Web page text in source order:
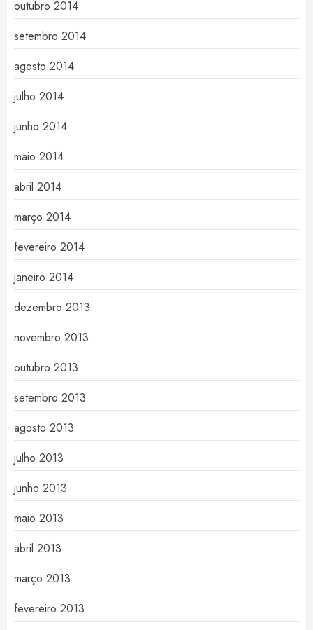
outubro 2014
setembro 2014
agosto 2014
julho 2014
junho 2014
maio 2014
abril 2014
março 2014
fevereiro 2014
janeiro 2014
dezembro 2013
novembro 2013
outubro 2013
setembro 2013
agosto 2013
julho 2013
junho 2013
maio 2013
abril 2013
março 2013
fevereiro 2013